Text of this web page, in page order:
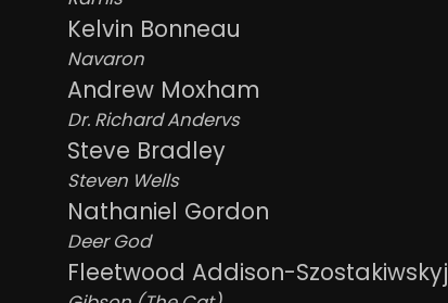
Kelvin Bonneau
Navaron
Andrew Moxham
Dr. Richard Andervs
Steve Bradley
Steven Wells
Nathaniel Gordon
Deer God
Fleetwood Addison-Szostakiwskyj